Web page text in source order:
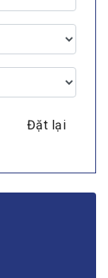
Đặt lại